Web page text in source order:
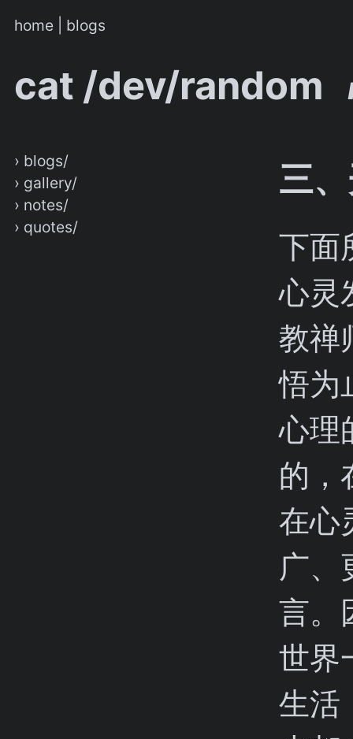
home blogs
cat /dev/random
› blogs/
› gallery/
› notes/
› quotes/
三
下面
心灵
教禅
悟为
心理
的，
在心
广、
言。
世界
生活